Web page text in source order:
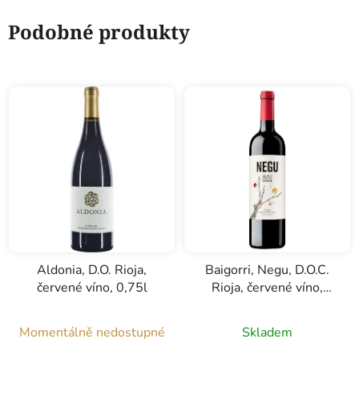
Podobné produkty
Aldonia, D.O. Rioja,
červené víno, 0,75l
Momentálně nedostupné
Baigorri, Negu, D.O.C.
Rioja, červené víno,
Skladem